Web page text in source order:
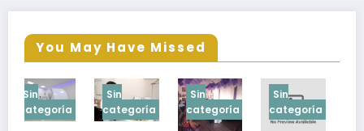
You May Have Missed
Sin
categoría
Sin
categoría
Sin
categoría
Sin
categoría